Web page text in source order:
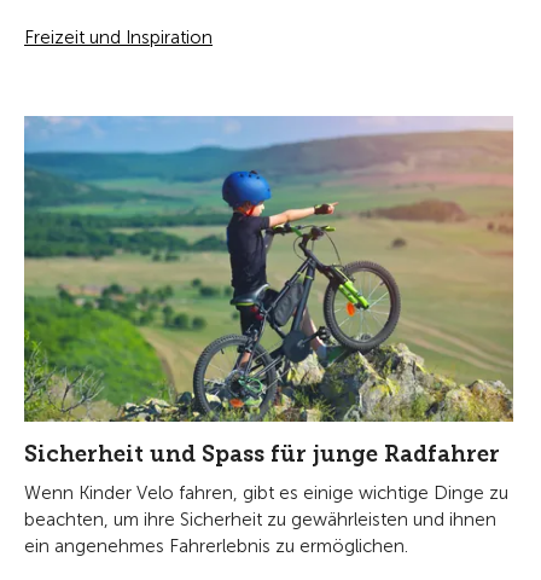
Freizeit und Inspiration
Sicherheit und Spass für junge Radfahrer
Wenn Kinder Velo fahren, gibt es einige wichtige Dinge zu
beachten, um ihre Sicherheit zu gewährleisten und ihnen
ein angenehmes Fahrerlebnis zu ermöglichen.